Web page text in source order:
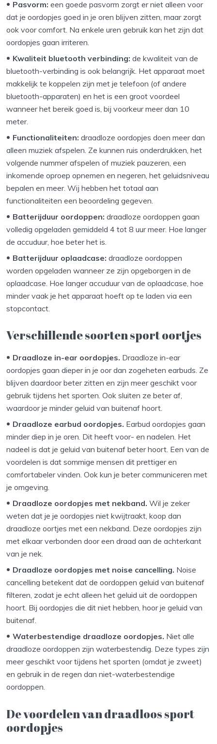
Pasvorm: een goede pasvorm zorgt er niet alleen voor
dat je oordopjes goed in je oren blijven zitten, maar zorgt
ook voor comfort. Na enkele uren gebruik kan het zijn dat
oordopjes gaan irriteren.
Kwaliteit bluetooth verbinding: de kwaliteit van de
bluetooth-verbinding is ook belangrijk. Het apparaat moet
makkelijk te koppelen zijn met je telefoon (of andere
bluetooth-apparaten) en het is een groot voordeel
wanneer het bereik goed is, bij voorkeur meer dan 10
meter.
Functionaliteiten:draadloze oordopjes doen meer dan
alleen muziek afspelen. Ze kunnen ruis onderdrukken, het
volgende nummer afspelen of muziek pauzeren, een
inkomende oproep opnemen en negeren, het geluidsniveau
bepalen en meer. Wij hebben het totaal aan
functionaliteiten een beoordeling gegeven.
Batterijduur oordoppen:draadloze oordoppen gaan
volledig opgeladen gemiddeld 4 tot 8 uur meer. Hoe langer
de accuduur, hoe beter het is.
Batterijduur oplaadcase:draadloze oordoppen
worden opgeladen wanneer ze zijn opgeborgen in de
oplaadcase. Hoe langer accuduur van de oplaadcase, hoe
minder vaak je het apparaat hoeft op te laden via een
stopcontact.
Verschillende soorten sport oortjes
Draadloze in-ear oordopjes. Draadloze in-ear
oordopjes gaan dieper in je oor dan zogeheten earbuds. Ze
blijven daardoor beter zitten en zijn meer geschikt voor
gebruik tijdens het sporten. Ook sluiten ze beter af,
waardoor je minder geluid van buitenaf hoort.
Draadloze earbud oordopjes. Earbud oordopjes gaan
minder diep in je oren. Dit heeft voor- en nadelen. Het
nadeel is dat je geluid van buitenaf beter hoort. Een van de
voordelen is dat sommige mensen dit prettiger en
comfortabeler vinden. Ook kun je beter communiceren met
je omgeving.
Draadloze oordopjes met nekband. Wil je zeker
weten dat je je oordopjes niet kwijtraakt, koop dan
draadloze oortjes met een nekband. Deze oordopjes zijn
met elkaar verbonden door een draad aan de achterkant
van je nek.
Draadloze oordopjes met noise cancelling. Noise
cancelling betekent dat de oordoppen geluid van buitenaf
filteren, zodat je echt alleen het geluid uit de oordoppen
hoort. Bij oordopjes die dit niet hebben, hoor je geluid van
buitenaf.
Waterbestendige draadloze oordopjes. Niet alle
draadloze oordoppen zijn waterbestendig. Deze types zijn
meer geschikt voor tijdens het sporten (omdat je zweet)
en gebruik in de regen dan niet-waterbestendige
oordoppen.
De voordelen van draadloos sport
oordopjes